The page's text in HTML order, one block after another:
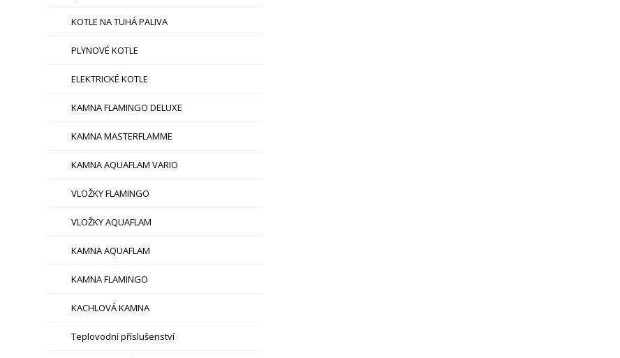
KOTLE NA TUHÁ PALIVA
PLYNOVÉ KOTLE
ELEKTRICKÉ KOTLE
KAMNA FLAMINGO DELUXE
KAMNA MASTERFLAMME
KAMNA AQUAFLAM VARIO
VLOŽKY FLAMINGO
VLOŽKY AQUAFLAM
KAMNA AQUAFLAM
KAMNA FLAMINGO
KACHLOVÁ KAMNA
Teplovodní příslušenství